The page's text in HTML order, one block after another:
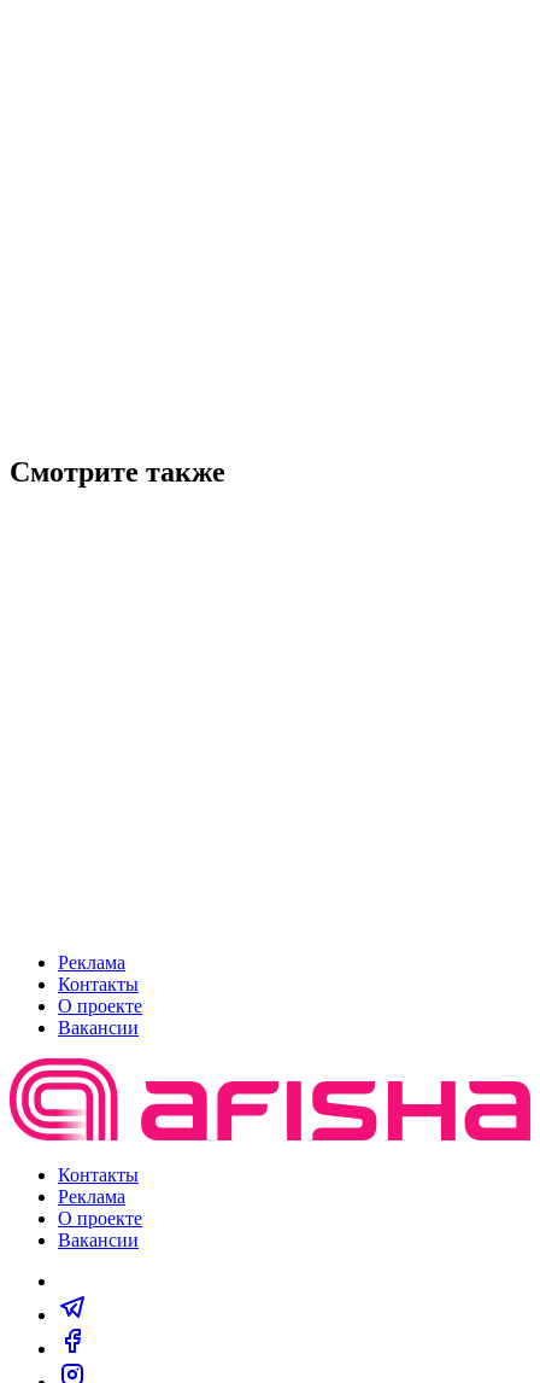
Смотрите также
Реклама
Контакты
О проекте
Вакансии
Контакты
Реклама
О проекте
Вакансии